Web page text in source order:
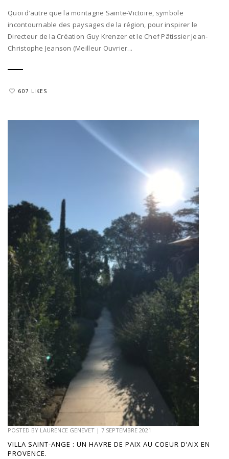
Quoi d’autre que la montagne Sainte-Victoire, symbole
incontournable des paysages de la région, pour inspirer le
Directeur de la Création Guy Krenzer et le Chef Pâtissier Jean-
Christophe Jeanson (Meilleur Ouvrier...
607 LIKES
POSTED BY LAURENCE GENEVET | 7 SEPTEMBRE 2021
VILLA SAINT-ANGE : UN HAVRE DE PAIX AU COEUR D’AIX EN
PROVENCE.